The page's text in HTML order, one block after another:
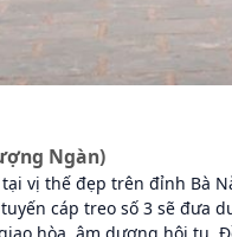
Ngàn)
vị thế đẹp trên đỉnh Bà
cáp treo số 3 sẽ đưa